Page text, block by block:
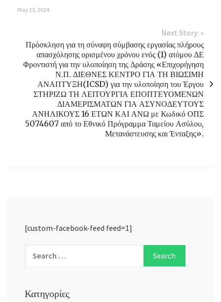
May 13, 2024
Next Story: »
Πρόσκληση για τη σύναψη σύμβασης εργασίας πλήρους
απασχόλησης ορισμένου χρόνου ενός (1) ατόμου ΔΕ
Φροντιστή για την υλοποίηση της Δράσης «Επιχορήγηση
Ν.Π. ΔΙΕΘΝΕΣ ΚΕΝΤΡΟ ΓΙΑ ΤΗ ΒΙΩΣΙΜΗ
ΑΝΑΠΤΥΞΗ(ICSD) για την υλοποίηση του Έργου
ΣΤΗΡΙΖΩ ΤΗ ΛΕΙΤΟΥΡΓΙΑ ΕΠΟΠΤΕΥΟΜΕΝΩΝ
ΔΙΑΜΕΡΙΣΜΑΤΩΝ ΓΙΑ ΑΣΥΝΟΔΕΥΤΟΥΣ
ΑΝΗΛΙΚΟΥΣ 16 ΕΤΩΝ ΚΑΙ ΑΝΩ με Κωδικό ΟΠΣ
5074607 από το Εθνικό Πρόγραμμα Ταμείου Ασύλου,
Μετανάστευσης και Ένταξης».
[custom-facebook-feed feed=1]
Κατηγορίες